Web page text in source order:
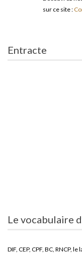
sur ce site :
Entracte
Le vocabulaire
DIF, CEP, CPF, BC, RNCP,